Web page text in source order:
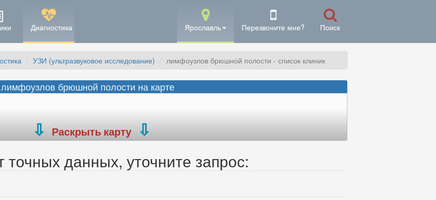
Диагностика Ярославль Перезвоните мне? Поиск
УЗИ (ультразвуковое исследование) лимфоузлов брюшной полости - список клиник
брюшной полости на карте
Раскрыть карту
данных, уточните запрос: